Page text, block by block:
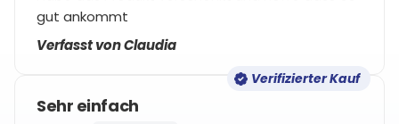
gut ankommt
Verfasst von Claudia
Verifizierter Kauf
Sehr einfach